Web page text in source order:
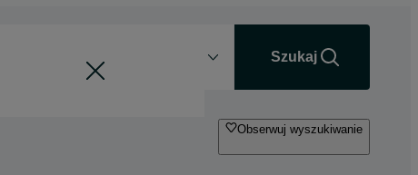
Szukaj
Obserwuj wyszukiwanie